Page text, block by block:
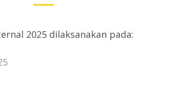
2025 dilaksanakan pada: